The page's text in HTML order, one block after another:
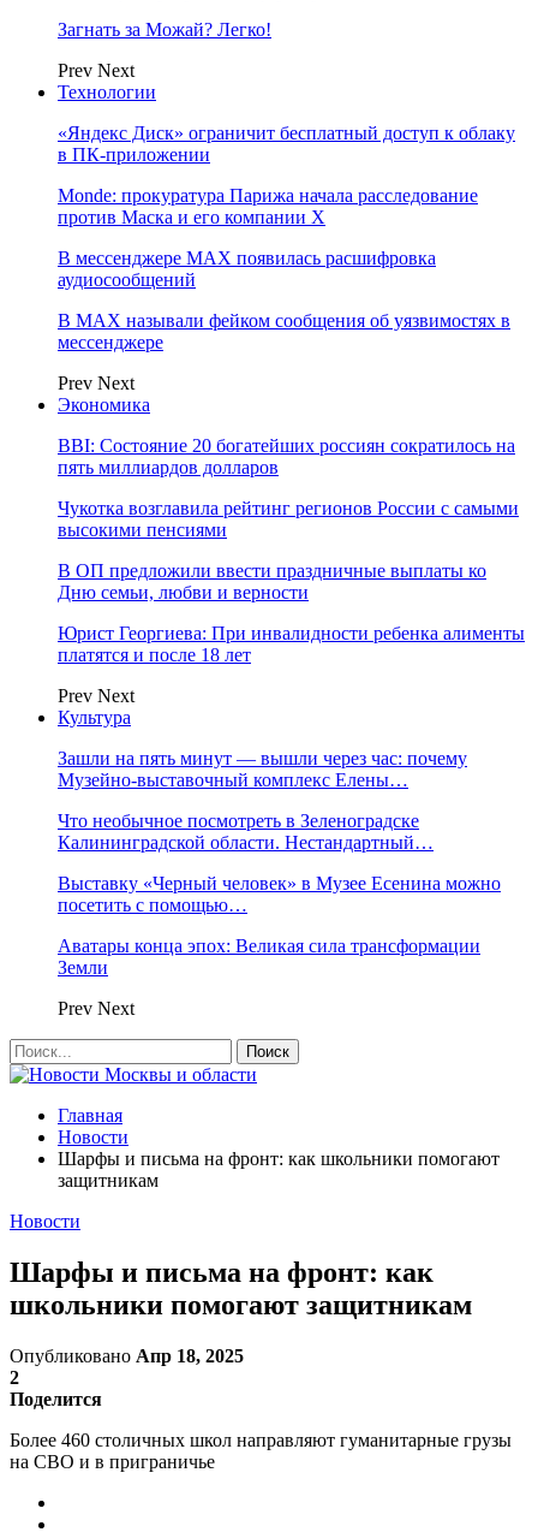
Загнать за Можай? Легко!
Prev Next
Технологии
«Яндекс Диск» ограничит бесплатный доступ к облаку
в ПК-приложении
Monde: прокуратура Парижа начала расследование
против Маска и его компании X
В мессенджере MAX появилась расшифровка
аудиосообщений
В МAX называли фейком сообщения об уязвимостях в
мессенджере
Prev Next
Экономика
BBI: Состояние 20 богатейших россиян сократилось на
пять миллиардов долларов
Чукотка возглавила рейтинг регионов России с самыми
высокими пенсиями
В ОП предложили ввести праздничные выплаты ко
Дню семьи, любви и верности
Юрист Георгиева: При инвалидности ребенка алименты
платятся и после 18 лет
Prev Next
Культура
Зашли на пять минут — вышли через час: почему
Музейно-выставочный комплекс Елены…
Что необычное посмотреть в Зеленоградске
Калининградской области. Нестандартный…
Выставку «Черный человек» в Музее Есенина можно
посетить с помощью…
Аватары конца эпох: Великая сила трансформации
Земли
Prev Next
Главная
Новости
Шарфы и письма на фронт: как школьники помогают
защитникам
Новости
Шарфы и письма на фронт: как
школьники помогают защитникам
Опубликовано Апр 18, 2025
2
Поделится
Более 460 столичных школ направляют гуманитарные грузы
на СВО и в приграничье